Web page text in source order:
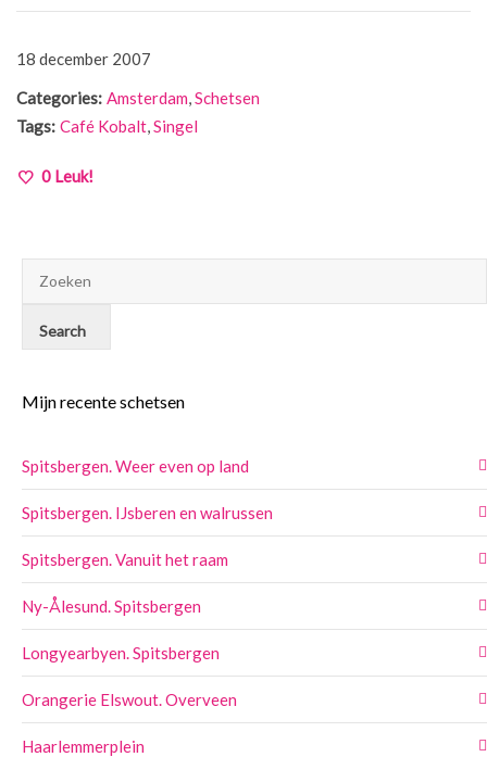
18 december 2007
Categories: Amsterdam,Schetsen
Tags: Café Kobalt,Singel
0 Leuk!
Mijn recente schetsen
Spitsbergen. Weer even op land
Spitsbergen. IJsberen en walrussen
Spitsbergen. Vanuit het raam
Ny-Ålesund. Spitsbergen
Longyearbyen. Spitsbergen
Orangerie Elswout. Overveen
Haarlemmerplein